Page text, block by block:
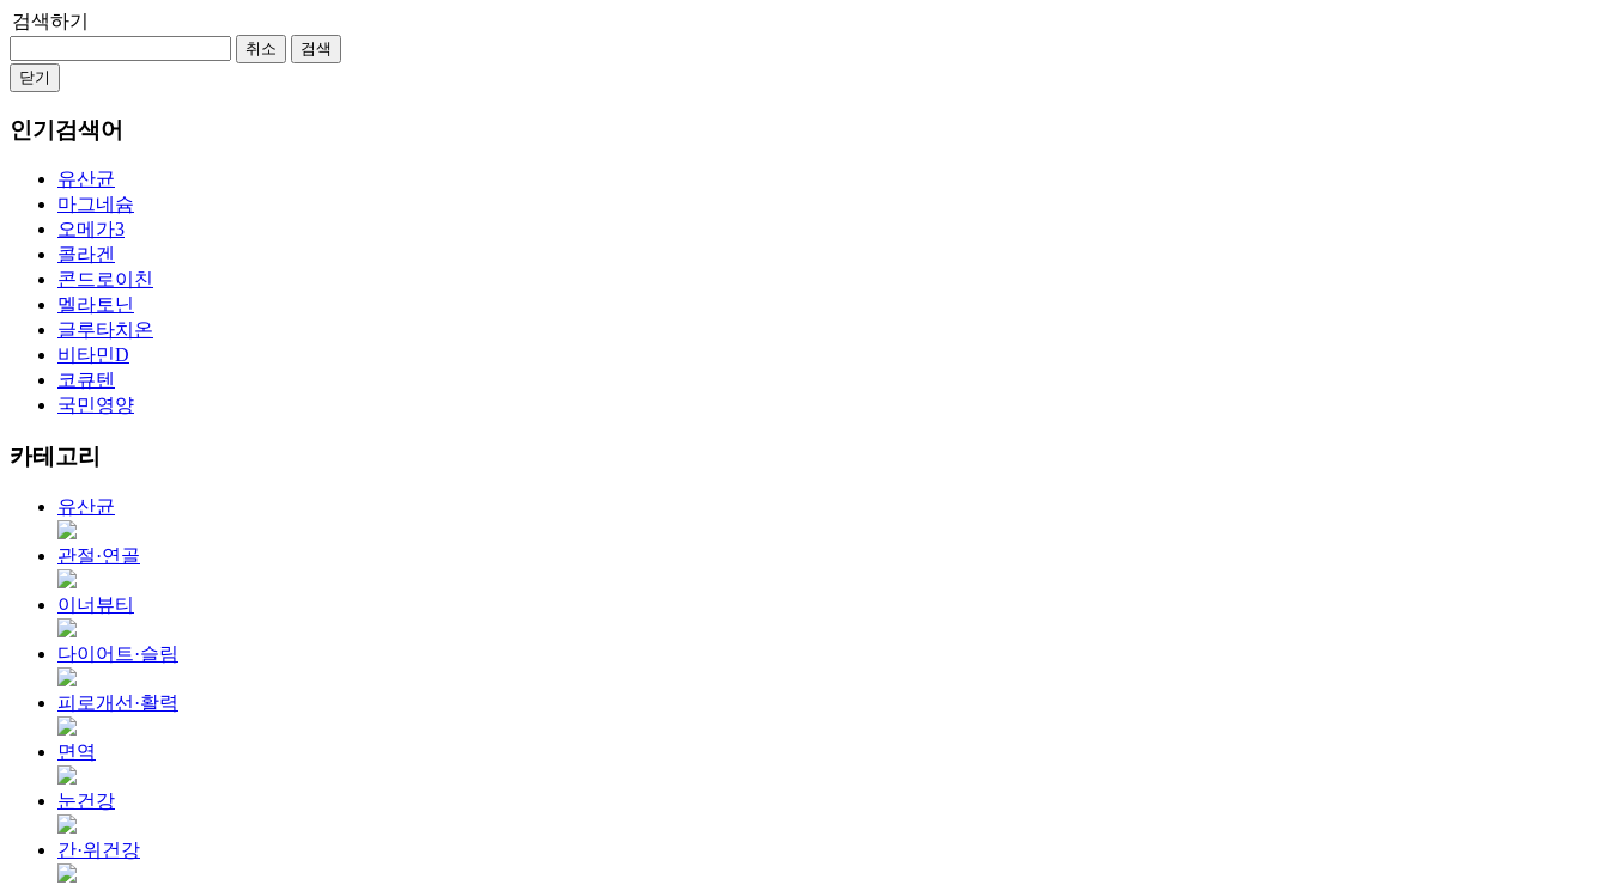
검색하기
취소
검색
닫기
인기검색어
유산균
마그네슘
오메가3
콜라겐
콘드로이친
멜라토닌
글루타치온
비타민D
코큐텐
국민영양
카테고리
유산균
관절·연골
이너뷰티
다이어트·슬림
피로개선·활력
면역
눈건강
간·위건강